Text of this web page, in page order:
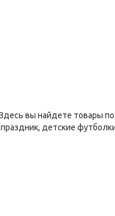
вы найдете товары
детские